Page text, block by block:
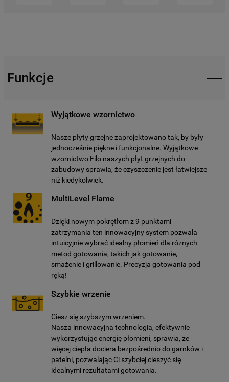
Funkcje
Wyjątkowe wzornictwo
Nasze płyty grzejne zaprojektowano tak, by były
jednocześnie piękne i funkcjonalne. Wyjątkowe
wzornictwo Filo naszych płyt grzejnych do
zabudowy sprawia, że czyszczenie jest łatwiejsze
niż kiedykolwiek.
MultiLevel Flame
Dzięki nowym pokrętłom z 9 punktami
zatrzymania ten innowacyjny system pozwala
intuicyjnie wybrać idealny płomień dla różnych
metod gotowania, takich jak gotowanie,
smażenie i grillowanie. Precyzja gotowania pod
ręką!
Szybkie wrzenie
Ciesz się szybszym wrzeniem.
Nasza innowacyjna technologia, efektywnie
wykorzystując energię płomieni, sprawia, że
więcej ciepła dociera bezpośrednio do garnków i
patelni, pozwalając Ci szybciej cieszyć się
idealnymi rezultatami gotowania.